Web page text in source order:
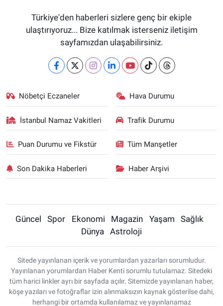
Türkiye'den haberleri sizlere genç bir ekiple
ulaştırıyoruz... Bize katılmak isterseniz iletişim
sayfamızdan ulaşabilirsiniz.
Nöbetçi Eczaneler Hava Durumu
İstanbul Namaz Vakitleri Trafik Durumu
Puan Durumu ve Fikstür Tüm Manşetler
Son Dakika Haberleri Haber Arşivi
Güncel Spor Ekonomi Magazin Yaşam
Sağlık
Dünya
Astroloji
Sitede yayınlanan içerik ve yorumlardan yazarları sorumludur.
Yayınlanan yorumlardan Haber Kenti sorumlu tutulamaz. Sitedeki
tüm harici linkler ayrı bir sayfada açılır. Sitemizde yayınlanan haber,
köşe yazıları ve fotoğraflar izin alınmaksızın kaynak gösterilse dahi,
herhangi bir ortamda kullanılamaz ve yayınlanamaz